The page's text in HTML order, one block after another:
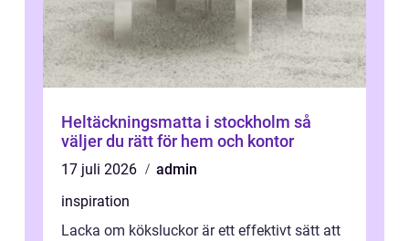
Heltäckningsmatta i stockholm så
väljer du rätt för hem och kontor
17 juli 2026
admin
inspiration
Lacka om köksluckor är ett effektivt sätt att